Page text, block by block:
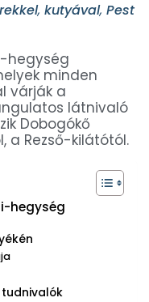
, kutyával, Pest
hegység
minden
várják a
látnivaló
Dobogókő
a Rezső-kilátótól.
hegység
tudnivalók